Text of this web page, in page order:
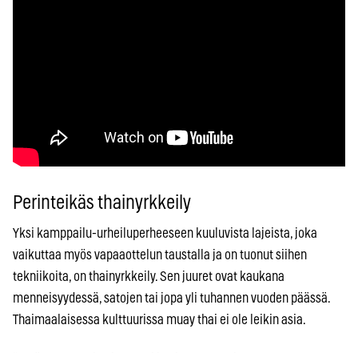
Perinteikäs thainyrkkeily
Yksi kamppailu-urheiluperheeseen kuuluvista lajeista, joka
vaikuttaa myös vapaaottelun taustalla ja on tuonut siihen
tekniikoita, on thainyrkkeily. Sen juuret ovat kaukana
menneisyydessä, satojen tai jopa yli tuhannen vuoden päässä.
Thaimaalaisessa kulttuurissa muay thai ei ole leikin asia.